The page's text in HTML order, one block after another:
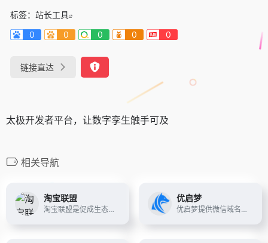
标签： 站长工具
0
0 0 0 0
链接直达
太极开发者平台，让数字孪生触手可及
相关导航
淘宝联盟
淘宝联盟是促成生态合作伙伴与广告主生意经营的平台，合作伙伴包含且不仅限于各类流量媒体、内容媒体、社交个人、网红达人、MCN机构、招商服务商、工具服务商、代理机构等。平台优势：零门槛，淘宝账户登录即可推广；零成本，专做商品推荐与分享不囤货不发货；零风险，分享推广轻松学会带来成交拿佣金。
优启梦
优启梦提供微信域名检测接口,QQ域名检测api,微信域名防封系统，返回查询结果实时邮件通知,准确率100%,API接口响应速度快，为您的微信项目保驾护航。